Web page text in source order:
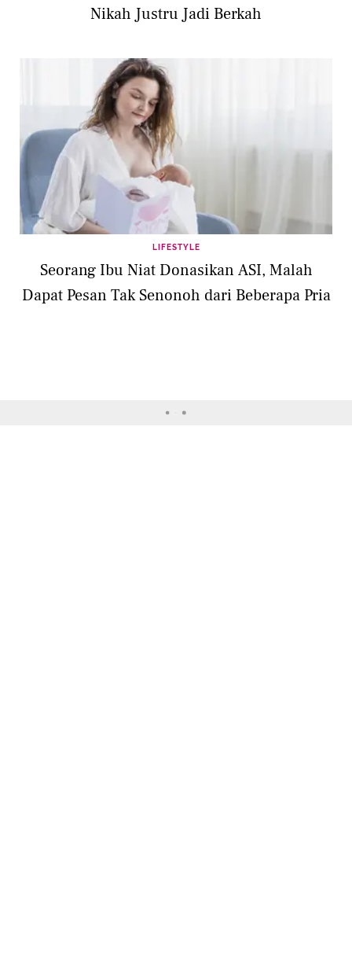
Nikah Justru Jadi Berkah
LIFESTYLE
Seorang Ibu Niat Donasikan ASI, Malah
Dapat Pesan Tak Senonoh dari Beberapa Pria